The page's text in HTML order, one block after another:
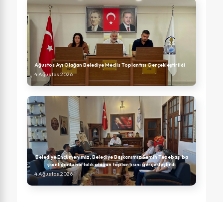
Ağustos Ayı Olağan Belediye Meclis Toplantısı Gerçekleştirildi
4 Ağustos 2026
Belediye Encümenimiz, Belediye Başkanımız Semih Tepebaşı ba
şkanlığında haftalık olağan toplantısını gerçekleştirdi
4 Ağustos 2026